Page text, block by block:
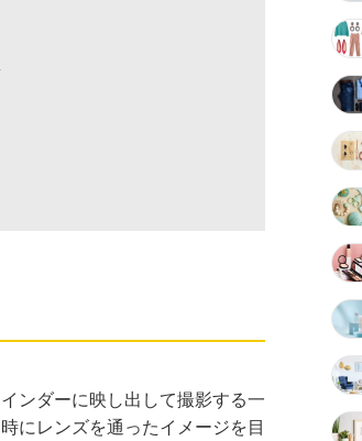
ンダーに映し出して撮影する一
にレンズを通ったイメージを目